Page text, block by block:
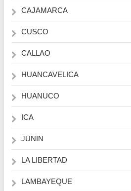
CAJAMARCA
CUSCO
CALLAO
HUANCAVELICA
HUANUCO
ICA
JUNIN
LA LIBERTAD
LAMBAYEQUE